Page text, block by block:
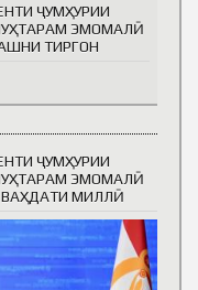
ҶУМҲУРИИ
ЭМОМАЛӢ
ТИРГОН
ҶУМҲУРИИ
ЭМОМАЛӢ
МИЛЛӢ